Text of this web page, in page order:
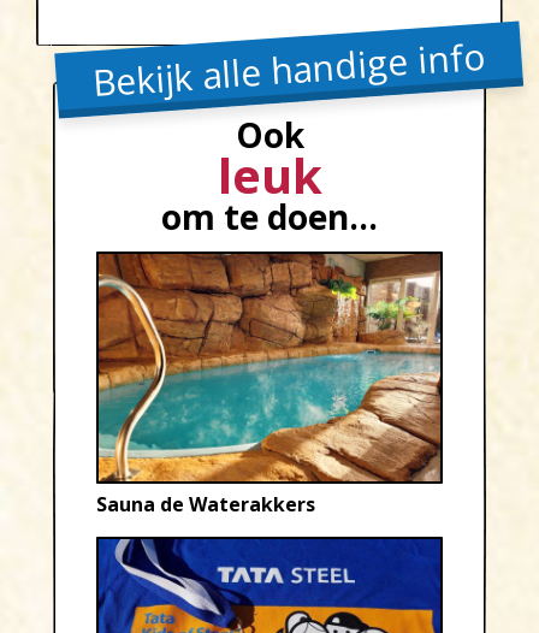
Ook
leuk
om te doen...
Sauna de Waterakkers
Bekijk alle handige info